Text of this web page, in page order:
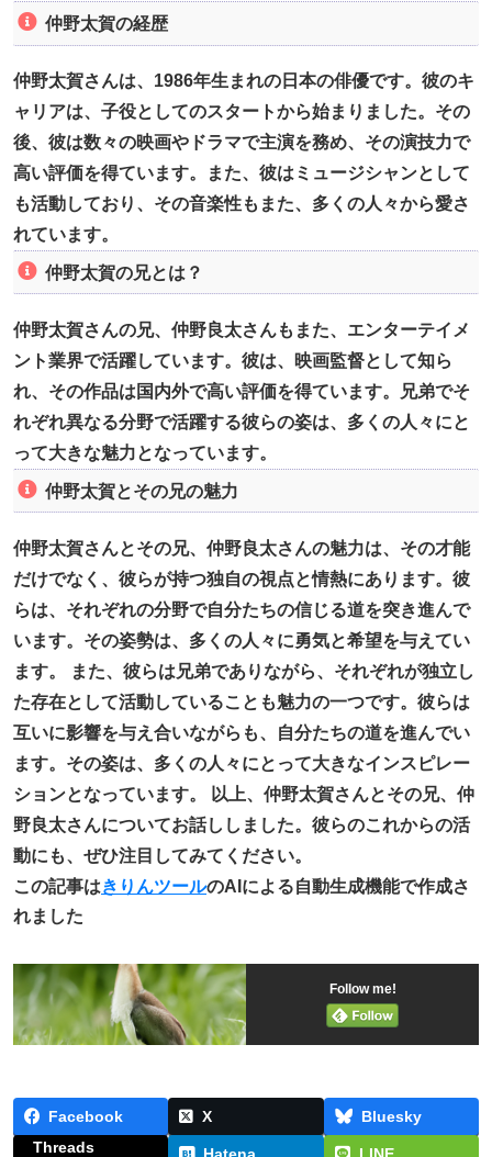
仲野太賀の経歴
仲野太賀さんは、1986年生まれの日本の俳優です。彼のキ
ャリアは、子役としてのスタートから始まりました。その
後、彼は数々の映画やドラマで主演を務め、その演技力で
高い評価を得ています。また、彼はミュージシャンとして
も活動しており、その音楽性もまた、多くの人々から愛さ
れています。
仲野太賀の兄とは？
仲野太賀さんの兄、仲野良太さんもまた、エンターテイメ
ント業界で活躍しています。彼は、映画監督として知ら
れ、その作品は国内外で高い評価を得ています。兄弟でそ
れぞれ異なる分野で活躍する彼らの姿は、多くの人々にと
って大きな魅力となっています。
仲野太賀とその兄の魅力
仲野太賀さんとその兄、仲野良太さんの魅力は、その才能
だけでなく、彼らが持つ独自の視点と情熱にあります。彼
らは、それぞれの分野で自分たちの信じる道を突き進んで
います。その姿勢は、多くの人々に勇気と希望を与えてい
ます。 また、彼らは兄弟でありながら、それぞれが独立し
た存在として活動していることも魅力の一つです。彼らは
互いに影響を与え合いながらも、自分たちの道を進んでい
ます。その姿は、多くの人々にとって大きなインスピレー
ションとなっています。 以上、仲野太賀さんとその兄、仲
野良太さんについてお話ししました。彼らのこれからの活
動にも、ぜひ注目してみてください。
この記事はきりんツールのAIによる自動生成機能で作成さ
れました
Follow me!
Facebook X
Bluesky
Threads